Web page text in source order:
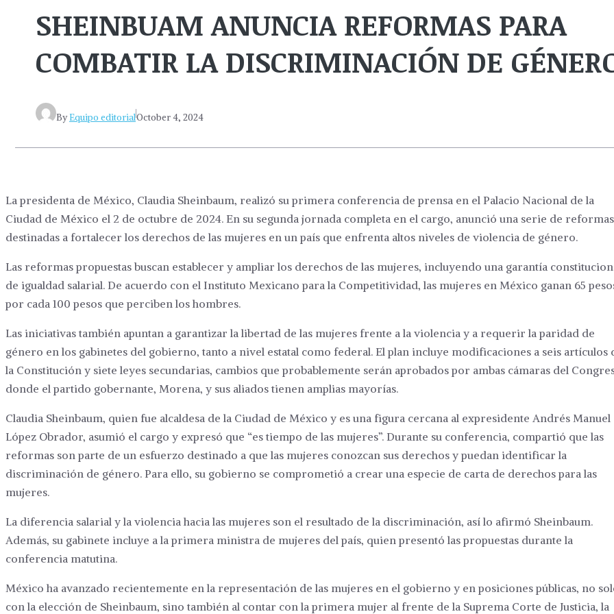
SHEINBUAM ANUNCIA REFORMAS PARA
COMBATIR LA DISCRIMINACIÓN DE
ByEquipo editorialOctober 4, 2024
La presidenta de México, Claudia Sheinbaum, realizó su primera conferencia de prensa en el Palacio Nacional de la
Ciudad de México el 2 de octubre de 2024. En su segunda jornada completa en el cargo, anunció una serie de reformas
destinadas a fortalecer los derechos de las mujeres en un país que enfrenta altos niveles de violencia de género.
Las reformas propuestas buscan establecer y ampliar los derechos de las mujeres, incluyendo una garantía
de igualdad salarial. De acuerdo con el Instituto Mexicano para la Competitividad, las mujeres en México ganan 65
por cada 100 pesos que perciben los hombres.
Las iniciativas también apuntan a garantizar la libertad de las mujeres frente a la violencia y a requerir la paridad de
género en los gabinetes del gobierno, tanto a nivel estatal como federal. El plan incluye modificaciones a seis artículos
la Constitución y siete leyes secundarias, cambios que probablemente serán aprobados por ambas cámaras del
donde el partido gobernante, Morena, y sus aliados tienen amplias mayorías.
Claudia Sheinbaum, quien fue alcaldesa de la Ciudad de México y es una figura cercana al expresidente Andrés Manuel
López Obrador, asumió el cargo y expresó que “es tiempo de las mujeres”. Durante su conferencia, compartió que las
reformas son parte de un esfuerzo destinado a que las mujeres conozcan sus derechos y puedan identificar la
discriminación de género. Para ello, su gobierno se comprometió a crear una especie de carta de derechos para las
mujeres.
La diferencia salarial y la violencia hacia las mujeres son el resultado de la discriminación, así lo afirmó Sheinbaum.
Además, su gabinete incluye a la primera ministra de mujeres del país, quien presentó las propuestas durante la
conferencia matutina.
México ha avanzado recientemente en la representación de las mujeres en el gobierno y en posiciones públicas, no
con la elección de Sheinbaum, sino también al contar con la primera mujer al frente de la Suprema Corte de Justicia, la